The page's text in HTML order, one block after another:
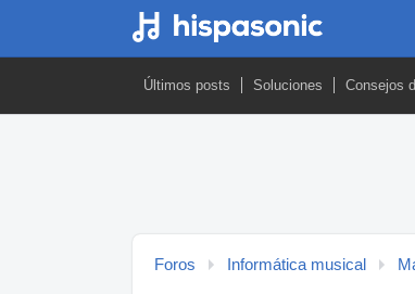
Últimos posts Soluciones Consejos
Foros Informática musical